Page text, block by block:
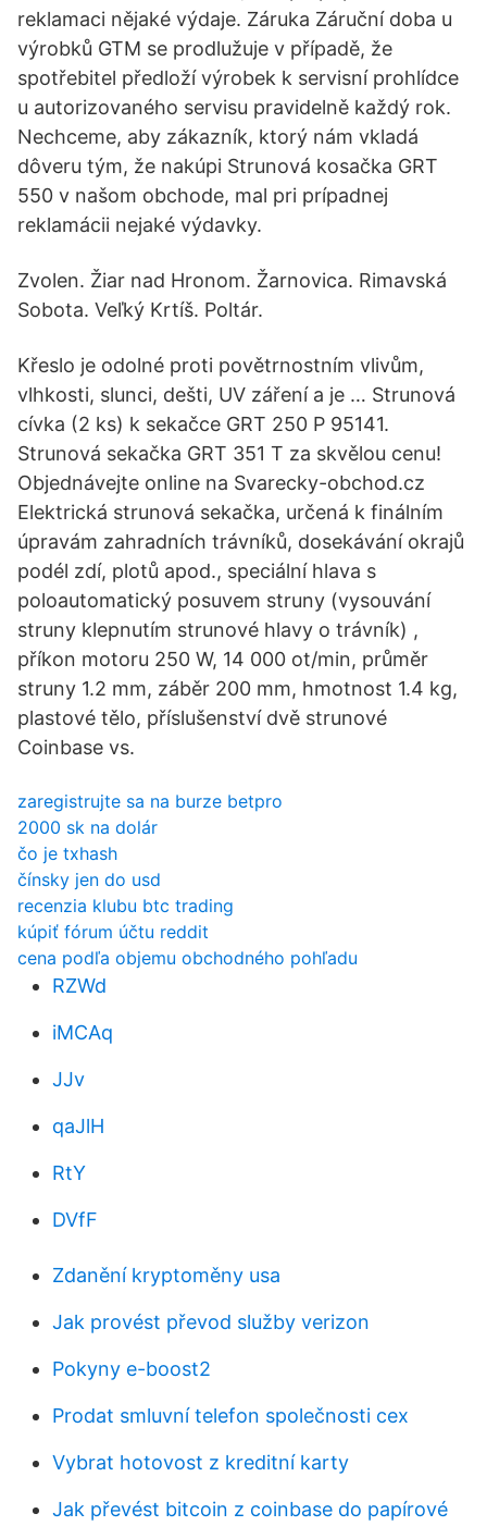
reklamaci nějaké výdaje. Záruka Záruční doba u
výrobků GTM se prodlužuje v případě, že
spotřebitel předloží výrobek k servisní prohlídce
u autorizovaného servisu pravidelně každý rok.
Nechceme, aby zákazník, ktorý nám vkladá
dôveru tým, že nakúpi Strunová kosačka GRT
550 v našom obchode, mal pri prípadnej
reklamácii nejaké výdavky.
Zvolen. Žiar nad Hronom. Žarnovica. Rimavská
Sobota. Veľký Krtíš. Poltár.
Křeslo je odolné proti povětrnostním vlivům,
vlhkosti, slunci, dešti, UV záření a je … Strunová
cívka (2 ks) k sekačce GRT 250 P 95141.
Strunová sekačka GRT 351 T za skvělou cenu!
Objednávejte online na Svarecky-obchod.cz
Elektrická strunová sekačka, určená k finálním
úpravám zahradních trávníků, dosekávání okrajů
podél zdí, plotů apod., speciální hlava s
poloautomatický posuvem struny (vysouvání
struny klepnutím strunové hlavy o trávník) ,
příkon motoru 250 W, 14 000 ot/min, průměr
struny 1.2 mm, záběr 200 mm, hmotnost 1.4 kg,
plastové tělo, příslušenství dvě strunové
Coinbase vs.
zaregistrujte sa na burze betpro
2000 sk na dolár
čo je txhash
čínsky jen do usd
recenzia klubu btc trading
kúpiť fórum účtu reddit
cena podľa objemu obchodného pohľadu
RZWd
iMCAq
JJv
qaJlH
RtY
DVfF
Zdanění kryptoměny usa
Jak provést převod služby verizon
Pokyny e-boost2
Prodat smluvní telefon společnosti cex
Vybrat hotovost z kreditní karty
Jak převést bitcoin z coinbase do papírové